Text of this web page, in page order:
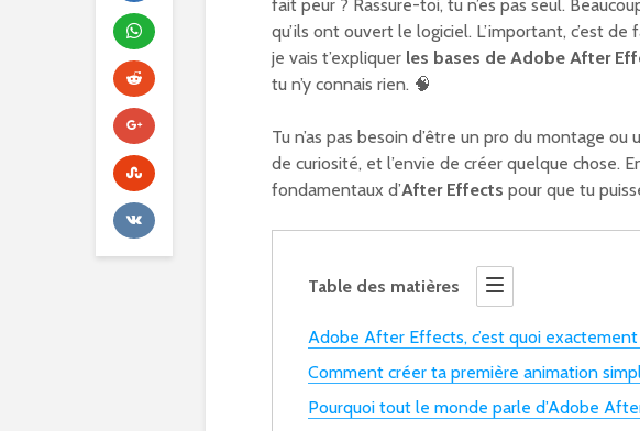
fait peur ? Rassure-toi, tu n’es pas seul.
qu’ils ont ouvert le logiciel. L’important, c’est
je vais t’expliquer les bases de Adobe After
tu n’y connais rien. 🧠
Tu n’as pas besoin d’être un pro du montage
de curiosité, et l’envie de créer quelque chose.
fondamentaux d’After Effects pour que tu
Table des matières
Adobe After Effects, c’est quoi exactement
Comment créer ta première animation
Pourquoi tout le monde parle d’Adobe